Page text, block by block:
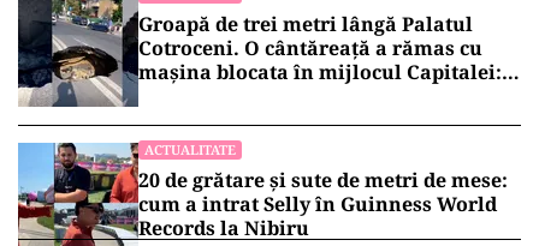
Groapă de trei metri lângă Palatul
Cotroceni. O cântăreață a rămas cu
mașina blocata în mijlocul Capitalei:
ACTUALITATE
20 de grătare și sute de metri de mese:
cum a intrat Selly în Guinness World
Records la Nibiru